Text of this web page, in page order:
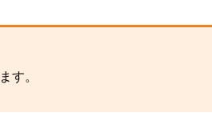
す。